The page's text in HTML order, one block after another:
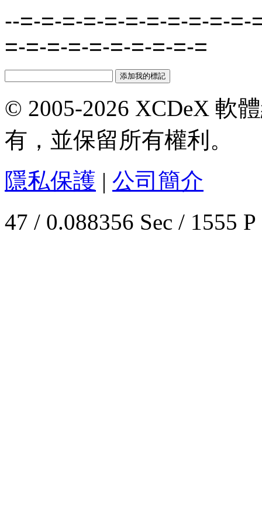
--=-=-=-=-=-=-=-=-=-=-
=-=-=-=-=-=-=-=-=-=
© 2005-2026 XCDeX 軟
有，並保留所有權利。
隱私保護 | 公司簡介
47 / 0.088356 Sec / 1555